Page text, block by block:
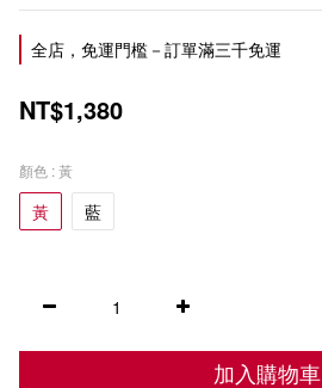
全店，免運門檻－訂單滿三千免運
NT$1,380
顏色 : 黃
黃 藍
加入購物車